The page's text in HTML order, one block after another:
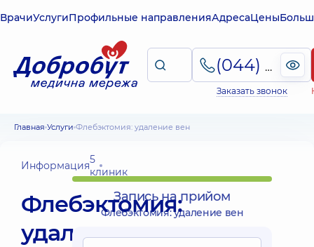
ВрачиУслугиПрофильные направленияАдресаЦены
(044) 495-2-888
Заказать звонок
Главная Услуги Флебэктомия: удаление вен
Информация5
клиник
Флебэктомия:
удаление
Запись на прийом
Флебэктомия: удаление вен